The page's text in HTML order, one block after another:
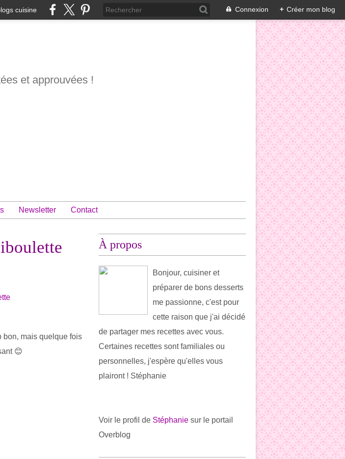
cuisine Connexion + Créer mon blog
et approuvées !
Newsletter Contact
bon, mais quelque fois
😊
À propos
Bonjour, cuisiner et
préparer de bons desserts
me passionne, c'est pour
cette raison que j'ai décidé
de partager mes recettes avec vous.
Certaines recettes sont familiales ou
personnelles, j'espère qu'elles vous
plairont ! Stéphanie
Voir le profil de Stéphanie sur le portail
Overblog